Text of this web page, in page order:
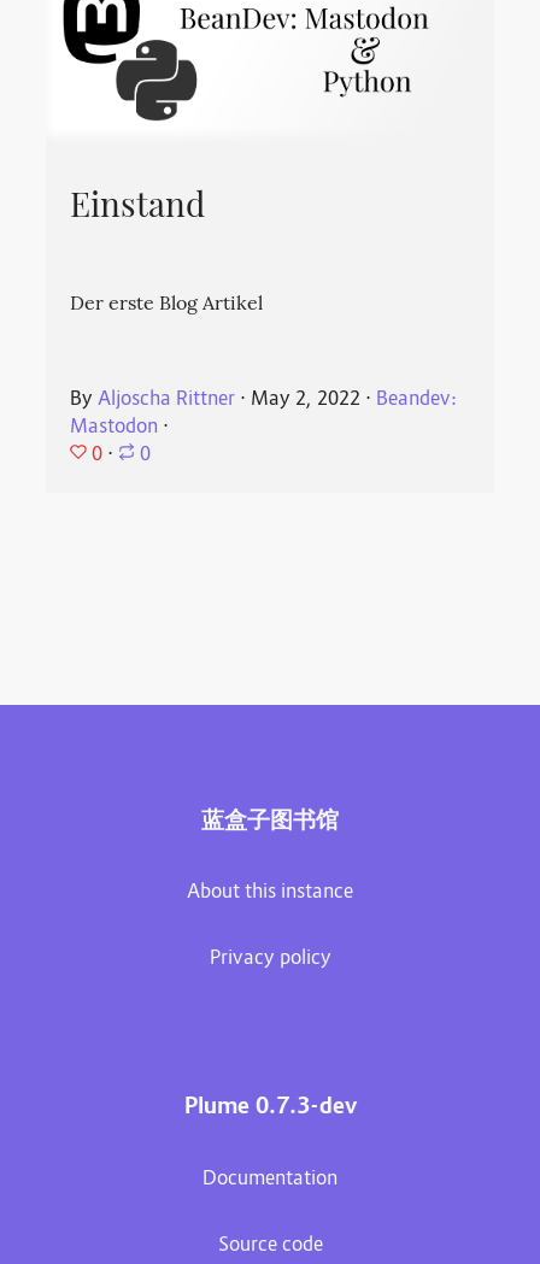
Einstand
Der erste Blog Artikel
ByAljoscha Rittner ⋅ May 2, 2022 ⋅ Beandev:
Mastodon ⋅
0 ⋅ 0
蓝盒子图书馆
About this instance
Privacy policy
Plume 0.7.3-dev
Documentation
Source code